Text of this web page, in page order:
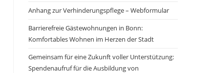
Anhang zur Verhinderungspflege – Webformular
Barrierefreie Gästewohnungen in Bonn:
Komfortables Wohnen im Herzen der Stadt
Gemeinsam für eine Zukunft voller Unterstützung:
Spendenaufruf für die Ausbildung von